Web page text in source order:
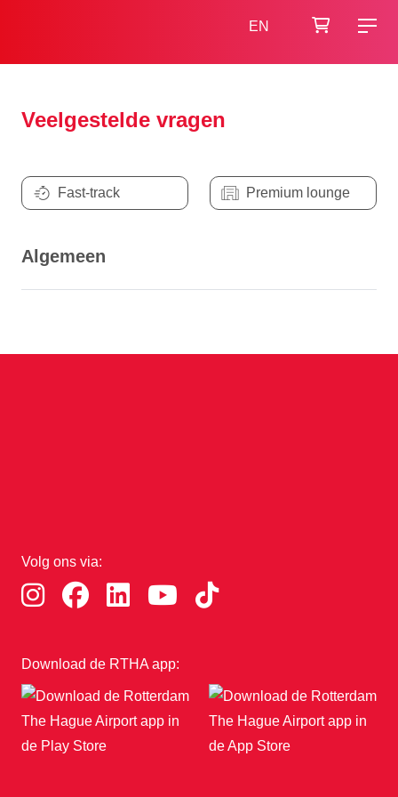
EN
Veelgestelde vragen
Fast-track Premium lounge
Algemeen
Volg ons via:
Download de RTHA app: